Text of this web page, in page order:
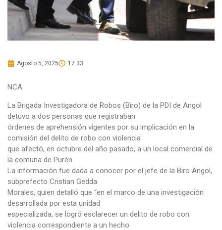
Agosto 5, 2025 17:33
NCA
La Brigada Investigadora de Robos (Biro) de la PDI de Angol
detuvo a dos personas que registraban
órdenes de aprehensión vigentes por su implicación en la
comisión del delito de robo con violencia
que afectó, en octubre del año pasado, a un local comercial de
la comuna de Purén.
La información fue dada a conocer por el jefe de la Biro Angol,
subprefecto Cristian Gedda
Morales, quien detalló que “en el marco de una investigación
desarrollada por esta unidad
especializada, se logró esclarecer un delito de robo con
violencia correspondiente a un hecho